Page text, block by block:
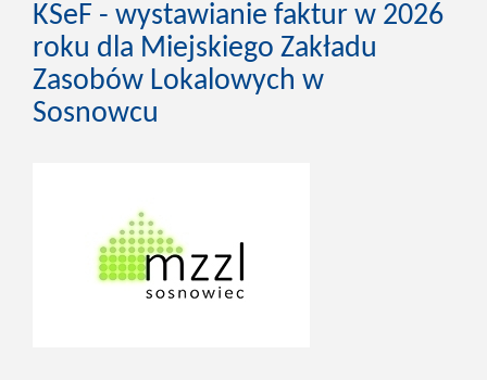
KSeF - wystawianie faktur w 2026
roku dla Miejskiego Zakładu
Zasobów Lokalowych w
Sosnowcu